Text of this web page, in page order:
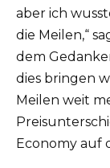
aber ich
die Meilen,“
dem
dies bringen
Meilen weit
Economy auf